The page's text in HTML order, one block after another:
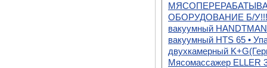
ОБОРУДОВАНИЕ Б/У!!!
вакуумный
вакуумный HTS 65 •
двухкамерный
Мясомассажер ELLER